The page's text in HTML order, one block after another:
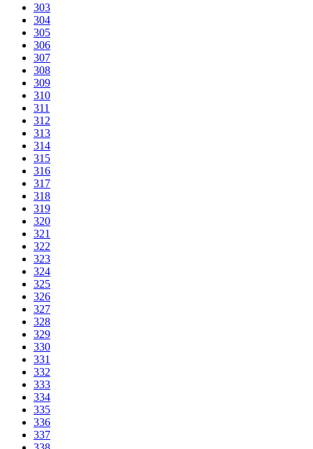
303
304
305
306
307
308
309
310
311
312
313
314
315
316
317
318
319
320
321
322
323
324
325
326
327
328
329
330
331
332
333
334
335
336
337